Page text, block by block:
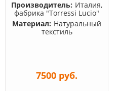
Производитель: Италия,
фабрика "Torressi Lucio"
Материал: Натуральный
текстиль
7500 руб.